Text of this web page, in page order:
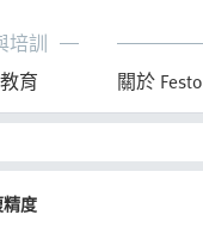
培訓
育
關於 Festo
度